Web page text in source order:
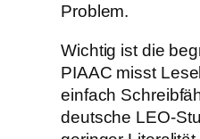
Problem.
Wichtig ist die
PIAAC misst
einfach
deutsche LEO-